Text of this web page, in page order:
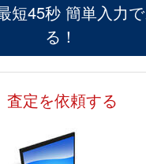
短45秒 簡単入力
る！
査定を依頼する